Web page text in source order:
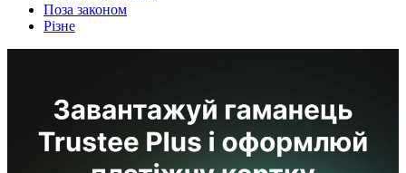
Поза законом
Різне